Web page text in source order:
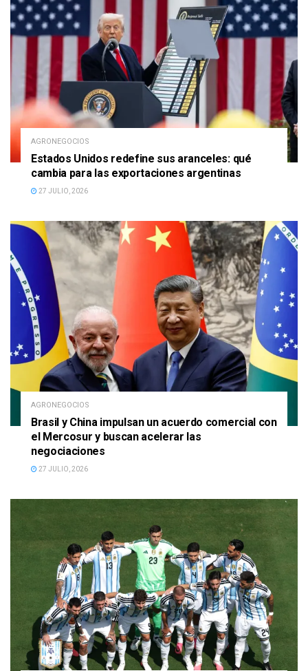
AGRONEGOCIOS
Estados Unidos redefine sus aranceles: qué
cambia para las exportaciones argentinas
27 JULIO, 2026
AGRONEGOCIOS
Brasil y China impulsan un acuerdo comercial con
el Mercosur y buscan acelerar las
negociaciones
27 JULIO, 2026